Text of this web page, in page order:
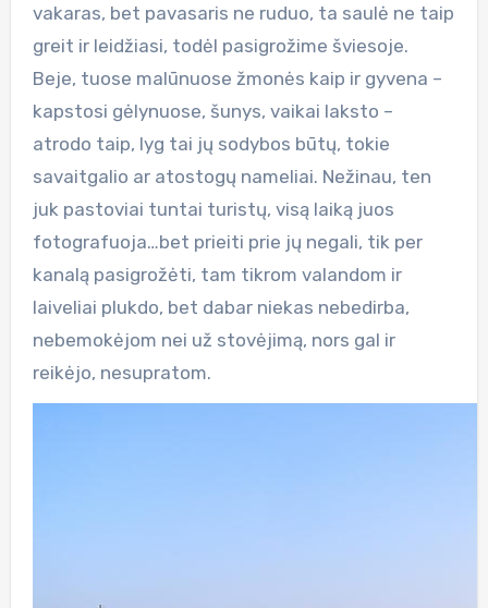
vakaras, bet pavasaris ne ruduo, ta saulė ne taip
greit ir leidžiasi, todėl pasigrožime šviesoje.
Beje, tuose malūnuose žmonės kaip ir gyvena –
kapstosi gėlynuose, šunys, vaikai laksto –
atrodo taip, lyg tai jų sodybos būtų, tokie
savaitgalio ar atostogų nameliai. Nežinau, ten
juk pastoviai tuntai turistų, visą laiką juos
fotografuoja…bet prieiti prie jų negali, tik per
kanalą pasigrožėti, tam tikrom valandom ir
laiveliai plukdo, bet dabar niekas nebedirba,
nebemokėjom nei už stovėjimą, nors gal ir
reikėjo, nesupratom.